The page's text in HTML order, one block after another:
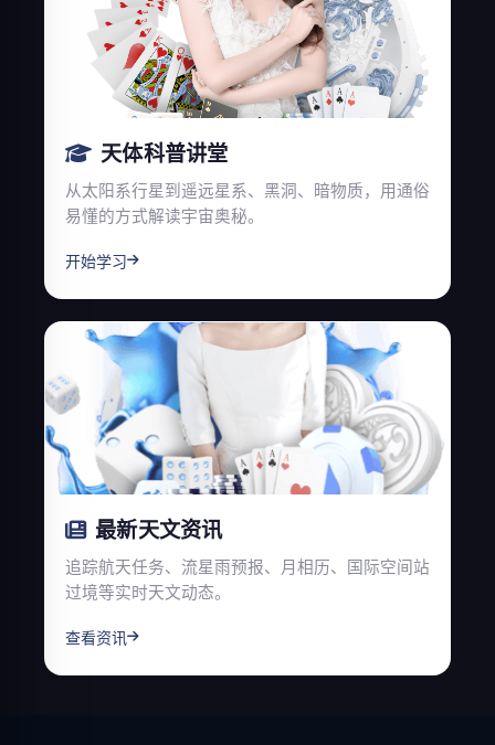
天体科普讲堂
从太阳系行星到遥远星系、黑洞、暗物质，用通俗
易懂的方式解读宇宙奥秘。
开始学习
最新天文资讯
追踪航天任务、流星雨预报、月相历、国际空间站
过境等实时天文动态。
查看资讯